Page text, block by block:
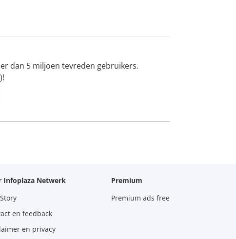
dan 5 miljoen tevreden gebruikers.
Infoplaza Netwerk
en feedback
en privacy
Premium
Premium ads free